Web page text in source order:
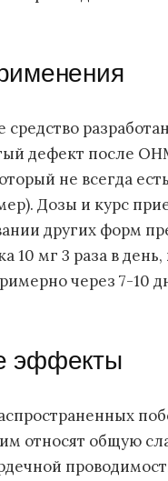
средство
дефект после
не всегда
Дозы и курс
других форм
10 мг 3 раза в
через 7-10
эффекты
относят общую